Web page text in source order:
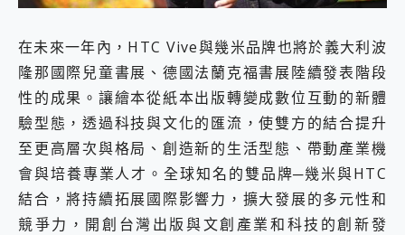
在未來一年內，HTC Vive與幾米品牌也將於義大利波
隆那國際兒童書展、德國法蘭克福書展陸續發表階段
性的成果。讓繪本從紙本出版轉變成數位互動的新體
驗型態，透過科技與文化的匯流，使雙方的結合提升
至更高層次與格局、創造新的生活型態、帶動產業機
會與培養專業人才。全球知名的雙品牌─幾米與HTC
結合，將持續拓展國際影響力，擴大發展的多元性和
競爭力，開創台灣出版與文創產業和科技的創新發